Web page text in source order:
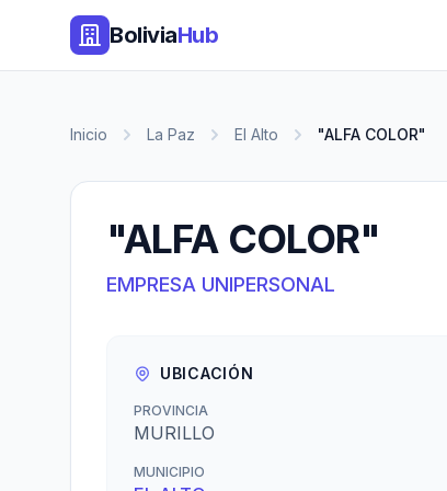
BoliviaHub
Inicio La Paz El Alto "ALFA COLOR"
"ALFA COLOR"
EMPRESA UNIPERSONAL
UBICACIÓN
PROVINCIA
MURILLO
MUNICIPIO